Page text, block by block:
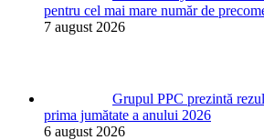
pentru cel mai mare număr de
7 august 2026
Grupul PPC prezintă
prima jumătate a anului 2026
6 august 2026